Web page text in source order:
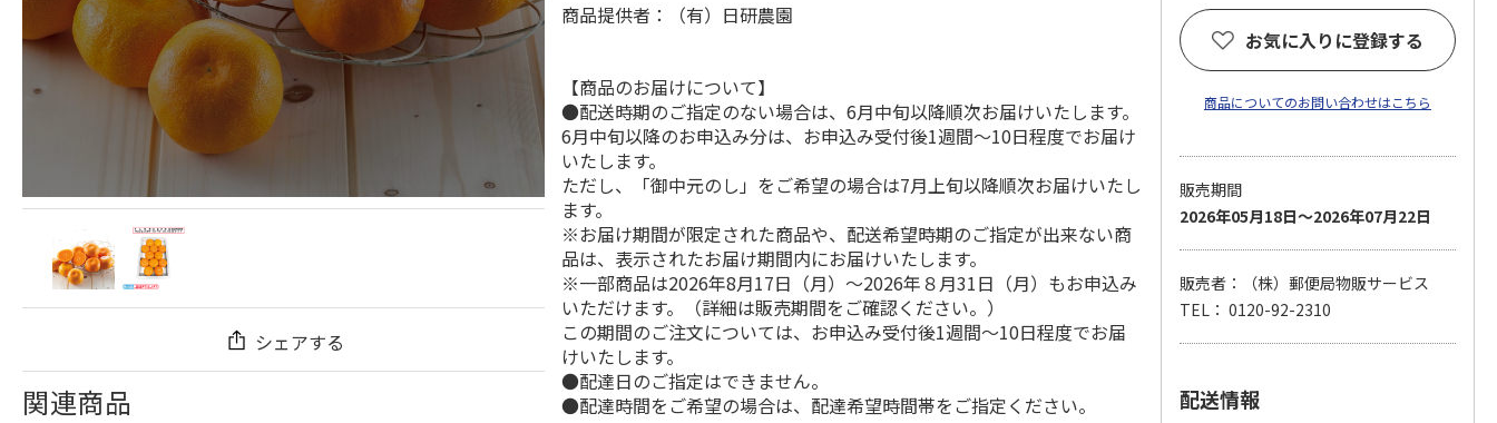
シェアする
関連商品
商品提供者：（有）日研農園
【商品のお届けについて】
●配送時期のご指定のない場合は、6月中旬以降順次お届けいたします。
6月中旬以降のお申込み分は、お申込み受付後1週間～10日程度でお届け
いたします。
ただし、「御中元のし」をご希望の場合は7月上旬以降順次お届けいたし
ます。
※お届け期間が限定された商品や、配送希望時期のご指定が出来ない商
品は、表示されたお届け期間内にお届けいたします。
※一部商品は2026年8月17日（月）～2026年８月31日（月）もお申込み
いただけます。（詳細は販売期間をご確認ください。）
この期間のご注文については、お申込み受付後1週間～10日程度でお届
けいたします。
●配達日のご指定はできません。
●配達時間をご希望の場合は、配達希望時間帯をご指定ください。
お気に入りに登録する
商品についてのお問い合わせはこちら
販売期間
2026年05月18日～2026年07月22日
販売者：（株）郵便局物販サービス
TEL： 0120-92-2310
配送情報